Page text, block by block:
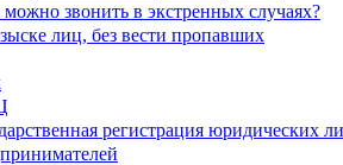
можно звонить в экстренных случаях?
лиц, без вести пропавших
регистрация юридических